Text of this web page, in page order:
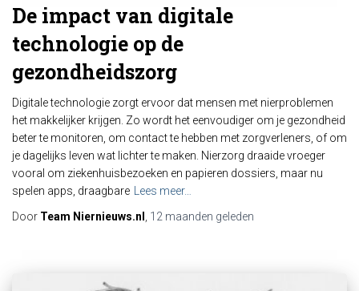
De impact van digitale
technologie op de
gezondheidszorg
Digitale technologie zorgt ervoor dat mensen met nierproblemen
het makkelijker krijgen. Zo wordt het eenvoudiger om je gezondheid
beter te monitoren, om contact te hebben met zorgverleners, of om
je dagelijks leven wat lichter te maken. Nierzorg draaide vroeger
vooral om ziekenhuisbezoeken en papieren dossiers, maar nu
spelen apps, draagbare Lees meer…
Door Team Niernieuws.nl , 12 maanden geleden